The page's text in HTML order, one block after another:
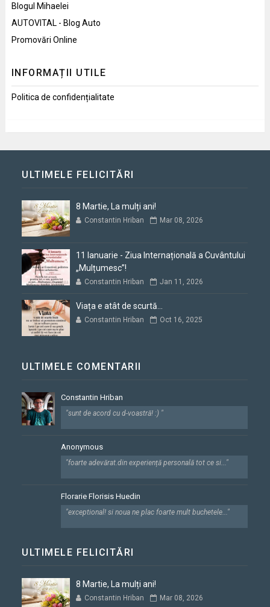
Blogul Mihaelei
AUTOVITAL - Blog Auto
Promovări Online
INFORMAȚII UTILE
Politica de confidențialitate
ULTIMELE FELICITĂRI
8 Martie, La mulți ani!
Constantin Hriban Mar 08, 2026
11 Ianuarie - Ziua Internațională a Cuvântului
„Mulțumesc”!
Constantin Hriban Jan 11, 2026
Viața e atât de scurtă...
Constantin Hriban Oct 16, 2025
ULTIMELE COMENTARII
Constantin Hriban
"sunt de acord cu d-voastră! :) "
Anonymous
"foarte adevărat.din experiență personală tot ce si..."
Florarie Florisis Huedin
"exceptional! si noua ne plac foarte mult buchetele..."
ULTIMELE FELICITĂRI
8 Martie, La mulți ani!
Constantin Hriban Mar 08, 2026